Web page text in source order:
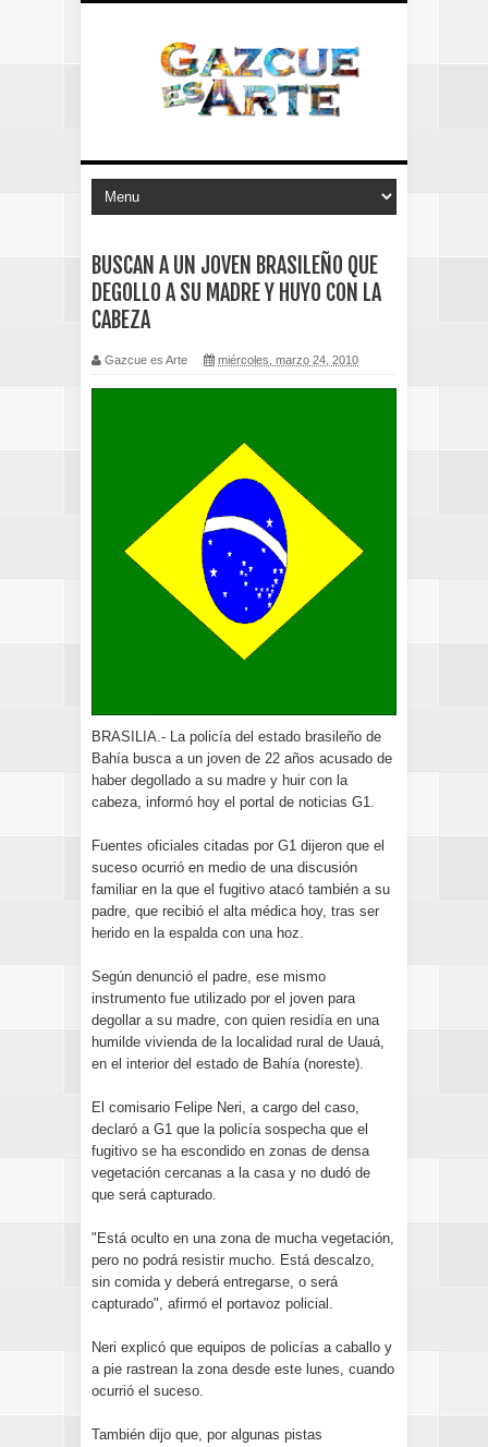
BUSCAN A UN JOVEN BRASILEÑO QUE
DEGOLLO A SU MADRE Y HUYO CON LA
CABEZA
Gazcue es Arte miércoles, marzo 24, 2010
BRASILIA.- La policía del estado brasileño de
Bahía busca a un joven de 22 años acusado de
haber degollado a su madre y huir con la
cabeza, informó hoy el portal de noticias G1.
Fuentes oficiales citadas por G1 dijeron que el
suceso ocurrió en medio de una discusión
familiar en la que el fugitivo atacó también a su
padre, que recibió el alta médica hoy, tras ser
herido en la espalda con una hoz.
Según denunció el padre, ese mismo
instrumento fue utilizado por el joven para
degollar a su madre, con quien residía en una
humilde vivienda de la localidad rural de Uauá,
en el interior del estado de Bahía (noreste).
El comisario Felipe Neri, a cargo del caso,
declaró a G1 que la policía sospecha que el
fugitivo se ha escondido en zonas de densa
vegetación cercanas a la casa y no dudó de
que será capturado.
"Está oculto en una zona de mucha vegetación,
pero no podrá resistir mucho. Está descalzo,
sin comida y deberá entregarse, o será
capturado", afirmó el portavoz policial.
Neri explicó que equipos de policías a caballo y
a pie rastrean la zona desde este lunes, cuando
ocurrió el suceso.
También dijo que, por algunas pistas